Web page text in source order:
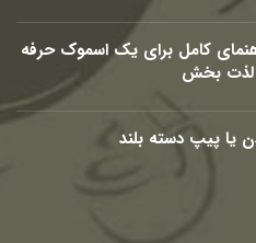
کامل برای یک اسموک حرفه
لذت بخش
یا پیپ دسته بلند